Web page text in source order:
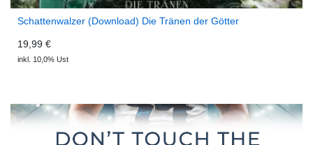
Schattenwalzer (Download) Die Tränen der Götter
19,99 €
inkl. 10,0% Ust